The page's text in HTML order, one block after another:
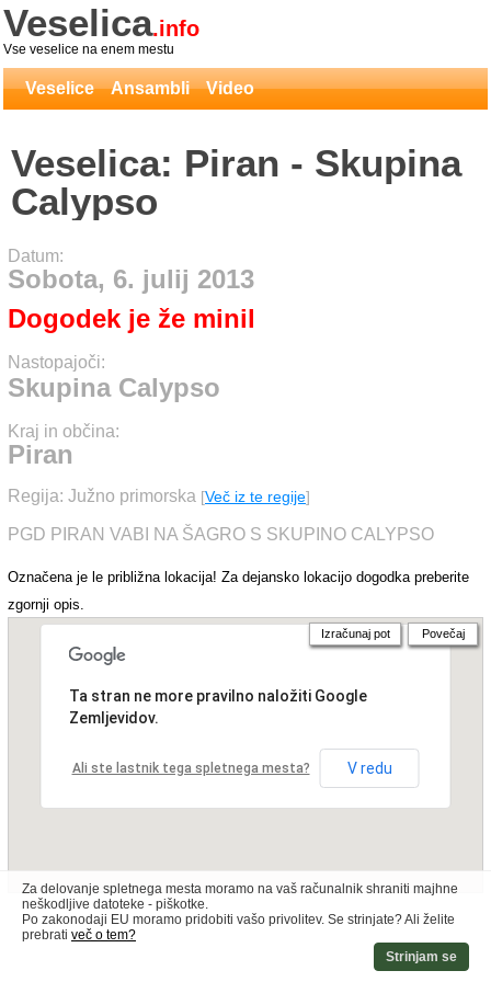
Veselica.info
Vse veselice na enem mestu
Veselice Ansambli Video
Veselica: Piran - Skupina
Calypso
Datum:
Sobota, 6. julij 2013
Dogodek je že minil
Nastopajoči:
Skupina Calypso
Kraj in občina:
Piran
Regija: Južno primorska [Več iz te regije]
PGD PIRAN VABI NA ŠAGRO S SKUPINO CALYPSO
Označena je le približna lokacija! Za dejansko lokacijo dogodka preberite
zgornji opis.
Ta stran ne more pravilno naložiti Google
Zemljevidov.
Ali ste lastnik tega spletnega mesta? V redu
Izračunaj pot Povečaj
Za delovanje spletnega mesta moramo na vaš računalnik shraniti majhne
neškodljive datoteke - piškotke.
Po zakonodaji EU moramo pridobiti vašo privolitev. Se strinjate? Ali želite
prebrati več o tem?
Strinjam se